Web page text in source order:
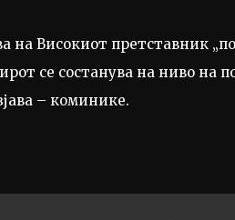
на Високиот претставник
се состанува на ниво
– коминике.